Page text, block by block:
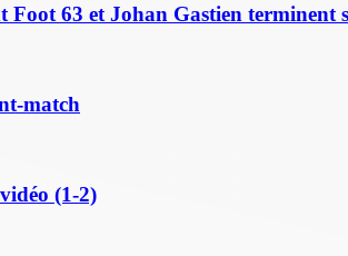
63 et Johan Gastien terminent
match
(1-2)